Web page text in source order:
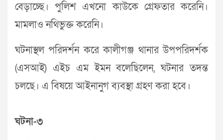
বেড়াচ্ছে। পুলিশ এখনো কাউকে গ্রেফতার করেনি।
মামলাও নথিভুক্ত করেনি।
ঘটনাস্থল পরিদর্শন করে কালীগঞ্জ থানার উপপরিদর্শক
(এসআই) এইচ এম ইমন বলেছিলেন, ঘটনার তদন্ত
চলছে। এ বিষয়ে আইনানুগ ব্যবস্থা গ্রহণ করা হবে।
ঘটনা-৩